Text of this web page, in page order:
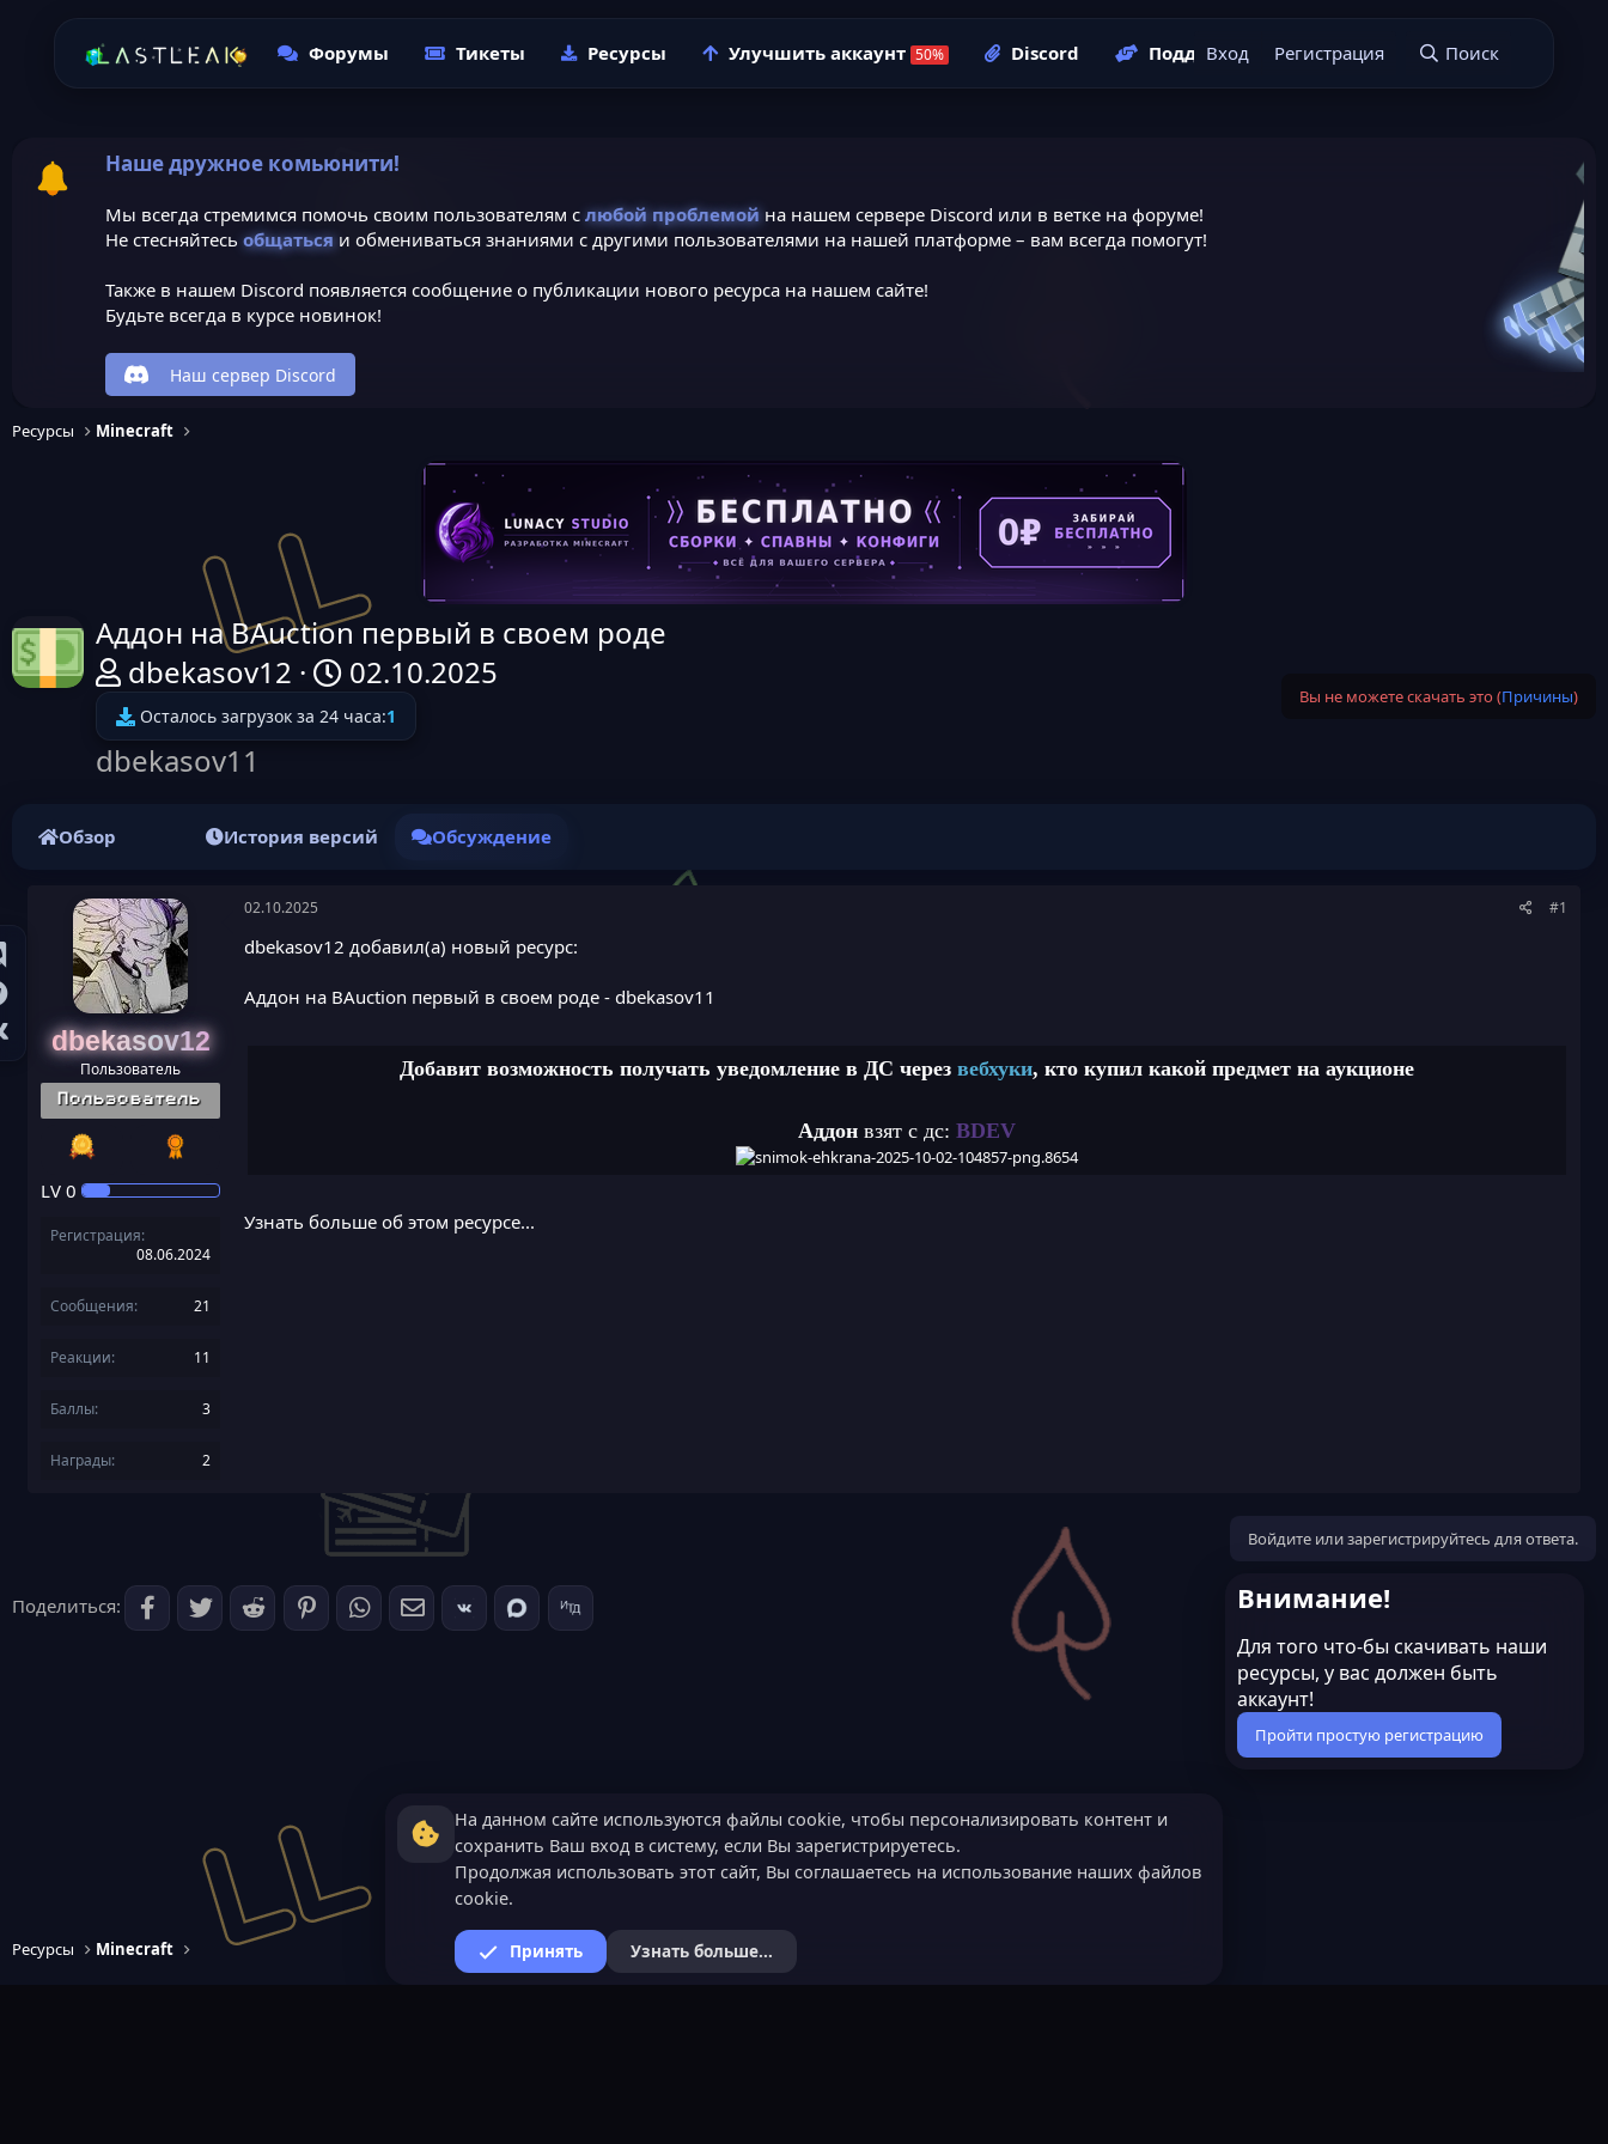
Форумы Тикеты Ресурсы Улучшить аккаунт Discord Поддержать нас Подать заявку
Вход Регистрация Поиск
Наше дружное комьюнити!
Мы всегда стремимся помочь своим пользователям с любой проблемойна нашем сервере Discord или в ветке на форуме!
Не стесняйтесь общатьсяи обмениваться знаниями с другими пользователями на нашей платформе – вам всегда помогут!
Также в нашем Discord появляется сообщение о публикации нового ресурса на нашем сайте!
Будьте всегда в курсе новинок!
Наш сервер Discord
Ресурсы Minecraft
Аддон на BAuction первый в своем роде
А
в
т
е
м
ы
dbekasov12
Д
а
т
н
а
л
02.10.2025
Осталось загрузок за 24 часа:1
dbekasov11
Вы не можете скачать это (Причины)
Обзор История версий Обсуждение
dbekasov12
Пользователь
Пользователь
LV 0
Регистрация
08.06.2024
Сообщения 21
Реакции 11
Баллы 3
Награды 2
02.10.2025 #1
dbekasov12 добавил(а) новый ресурс:
Аддон на BAuction первый в своем роде - dbekasov11
Добавит возможность получать уведомление в ДС через вебхуки, кто купил какой предмет на аукционе
Аддон взят с дс: BDEV
Узнать больше об этом ресурсе...
Войдите или зарегистрируйтесь для ответа.
Поделиться:
Ресурсы Minecraft
Внимание!
Для того что-бы скачивать наши
ресурсы, у вас должен быть
аккаунт!
Пройти простую регистрацию
На данном сайте используются файлы cookie, чтобы персонализировать контент и
сохранить Ваш вход в систему, если Вы зарегистрируетесь.
Продолжая использовать этот сайт, Вы соглашаетесь на использование наших файлов
cookie.
Принять Узнать больше...